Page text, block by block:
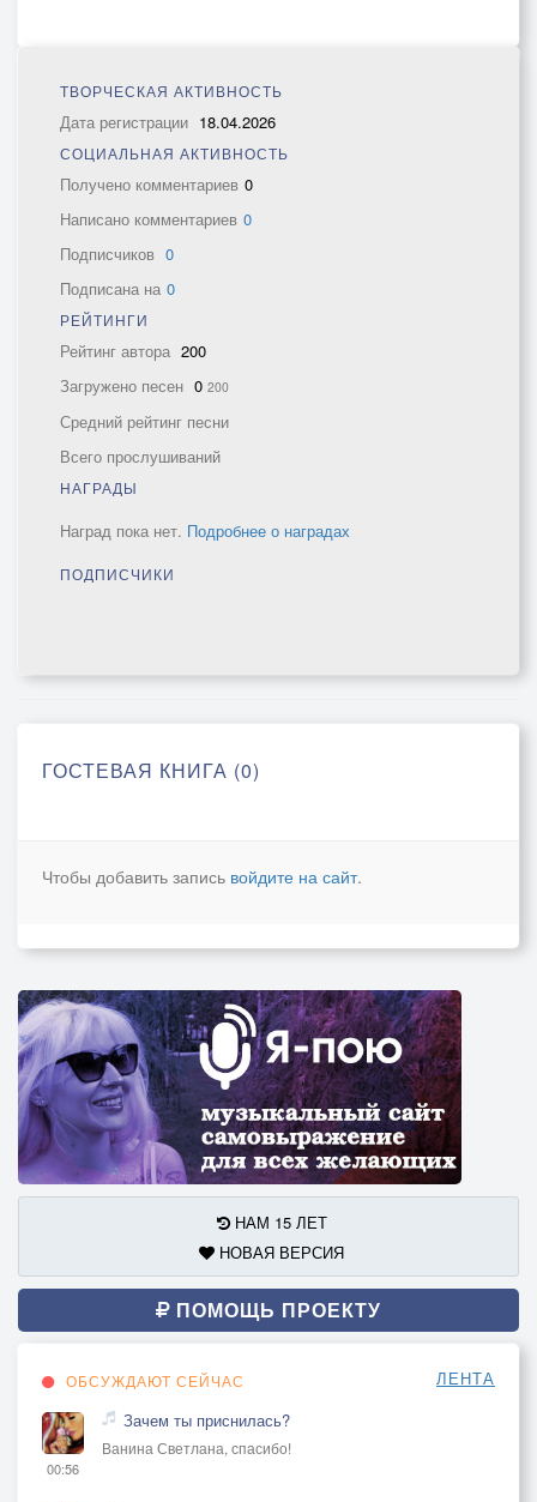
ТВОРЧЕСКАЯ АКТИВНОСТЬ
Дата регистрации 18.04.2026
СОЦИАЛЬНАЯ АКТИВНОСТЬ
Получено комментариев 0
Написано комментариев 0
Подписчиков 0
Подписана на 0
РЕЙТИНГИ
Рейтинг автора 200
Загружено песен 0 200
Средний рейтинг песни
Всего прослушиваний
НАГРАДЫ
Наград пока нет. Подробнее о наградах
ПОДПИСЧИКИ
ГОСТЕВАЯ КНИГА (0)
Чтобы добавить запись войдите на сайт.
НАМ 15 ЛЕТ
НОВАЯ ВЕРСИЯ
ПОМОЩЬ ПРОЕКТУ
ОБСУЖДАЮТ СЕЙЧАС ЛЕНТА
00:56
Зачем ты приснилась?
Ванина Светлана, спасибо!